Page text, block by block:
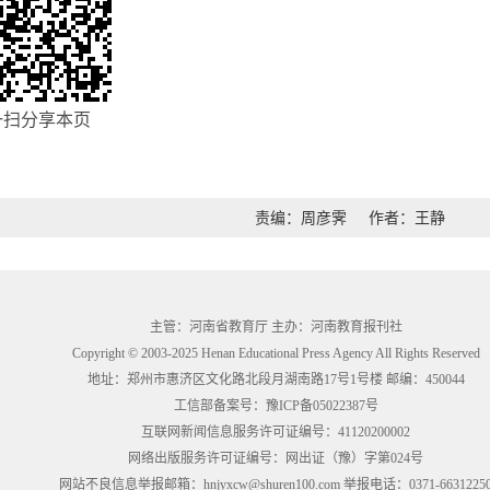
分享本页
责编：周彦霁 作者：王静
主管：河南省教育厅 主办：河南教育报刊社
Copyright © 2003-2025 Henan Educational Press Agency All Rights Reserved
地址：郑州市惠济区文化路北段月湖南路17号1号楼 邮编：450044
工信部备案号： 豫ICP备05022387号
互联网新闻信息服务许可证编号：41120200002
网络出版服务许可证编号：网出证（豫）字第024号
网站不良信息举报邮箱：hnjyxcw@shuren100.com 举报电话：0371-